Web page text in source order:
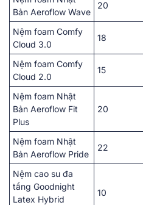
Bản Aeroflow Wave
20
Nệm foam Comfy
Cloud 3.0
18
Nệm foam Comfy
Cloud 2.0
15
Nệm foam Nhật
Bản Aeroflow Fit
Plus
20
Nệm foam Nhật
Bản Aeroflow Pride
22
Nệm cao su đa
tầng Goodnight
Latex Hybrid
10